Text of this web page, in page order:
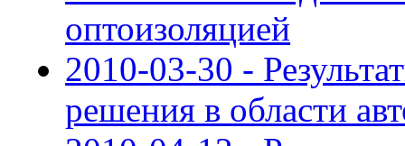
оптоизоляцией
2010-03-30 -
решения в области